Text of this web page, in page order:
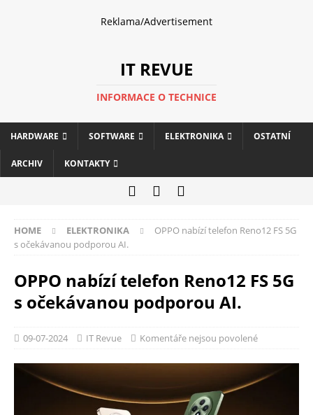
Reklama/Advertisement
IT REVUE
INFORMACE O TECHNICE
HARDWARE SOFTWARE ELEKTRONIKA OSTATNÍ
ARCHIV KONTAKTY
HOME ELEKTRONIKA
OPPO nabízí telefon Reno12 FS 5G
s očekávanou podporou AI.
OPPO nabízí telefon Reno12 FS 5G
s očekávanou podporou AI.
09-07-2024 IT Revue Komentáře nejsou povolené